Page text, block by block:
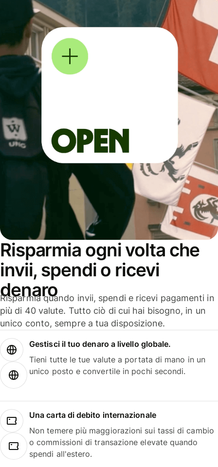
Risparmia ogni volta che
invii, spendi o ricevi
denaro
Risparmia quando invii, spendi e ricevi pagamenti in
più di 40 valute. Tutto ciò di cui hai bisogno, in un
unico conto, sempre a tua disposizione.
Gestisci il tuo denaro a livello globale.
Tieni tutte le tue valute a portata di mano in un
unico posto e convertile in pochi secondi.
Una carta di debito internazionale
Non temere più maggiorazioni sui tassi di cambio
o commissioni di transazione elevate quando
spendi all'estero.